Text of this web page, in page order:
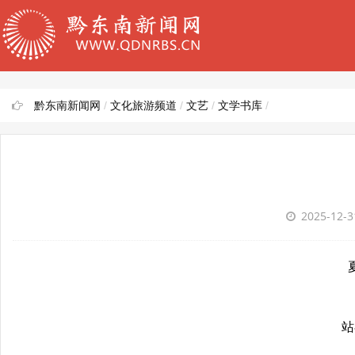
黔东南新闻网 / 文化旅游频道 / 文艺 / 文学书库 /
2025-12-